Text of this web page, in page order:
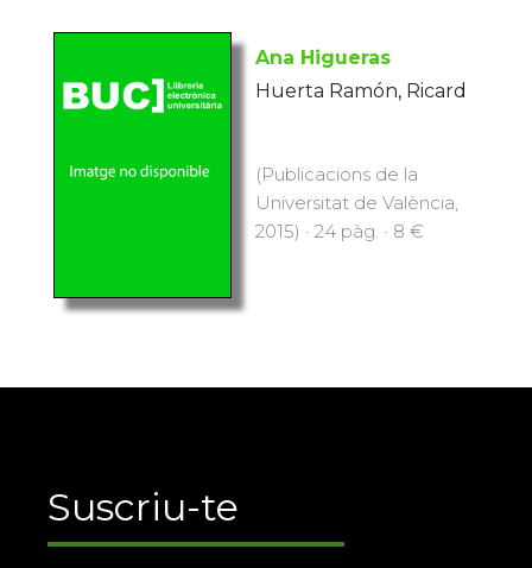
Ana Higueras
Huerta Ramón, Ricard
(Publicacions de la
Universitat de València,
2015) · 24 pàg. · 8 €
Suscriu-te